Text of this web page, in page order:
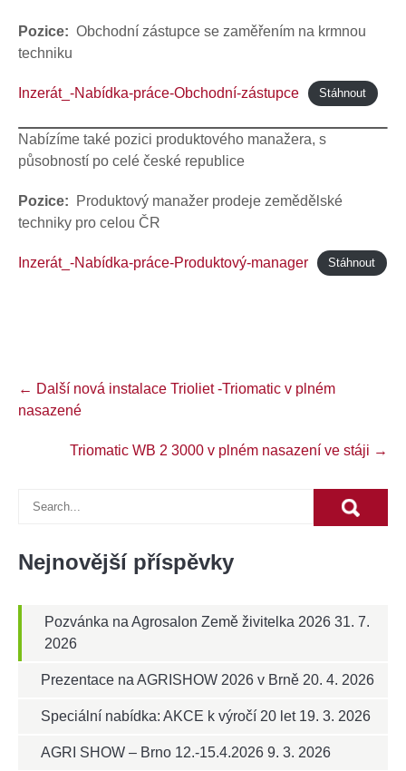
Pozice: Obchodní zástupce se zaměřením na krmnou
techniku
Inzerát_-Nabídka-práce-Obchodní-zástupce Stáhnout
Nabízíme také pozici produktového manažera, s
působností po celé české republice
Pozice:
Produktový manažer prodeje zemědělské
techniky pro celou ČR
Inzerát_-Nabídka-práce-Produktový-manager Stáhnout
Post
navigation
← Další nová instalace Trioliet -Triomatic v plném
nasazené
Triomatic WB 2 3000 v plném nasazení ve stáji →
Nejnovější příspěvky
Pozvánka na Agrosalon Země živitelka 2026 31. 7.
2026
Prezentace na AGRISHOW 2026 v Brně 20. 4. 2026
Speciální nabídka: AKCE k výročí 20 let 19. 3. 2026
AGRI SHOW – Brno 12.-15.4.2026 9. 3. 2026